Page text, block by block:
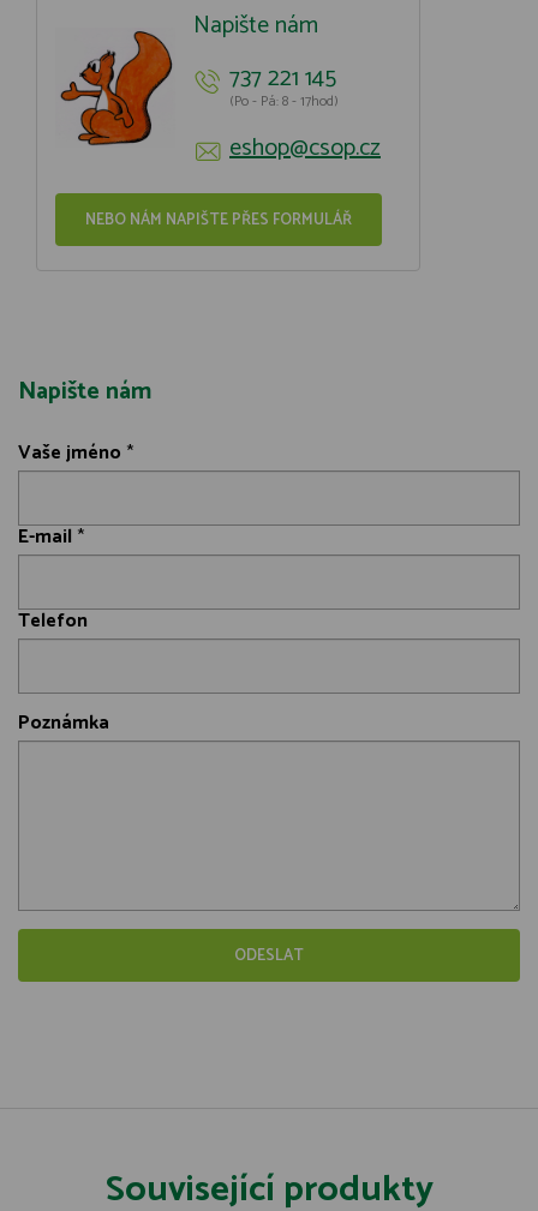
Napište nám
737 221 145
(Po - Pá: 8 - 17hod)
eshop@csop.cz
NEBO NÁM NAPIŠTE PŘES FORMULÁŘ
Napište nám
Vaše jméno *
E-mail *
Telefon
Poznámka
Související produkty